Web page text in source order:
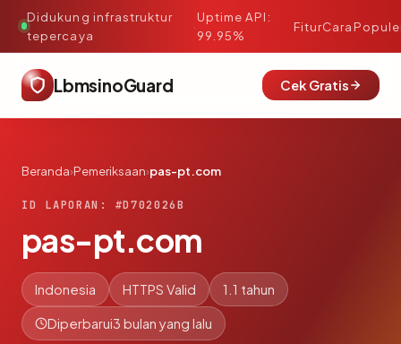
Didukung infrastruktur
tepercaya
·
Uptime API:
99.95%
FiturCara
LbmsinoGuard Cek Gratis
Beranda›Pemeriksaan›pas-pt.com
ID LAPORAN: #D702026B
pas-pt.com
Indonesia HTTPS Valid 1.1 tahun
Diperbarui3 bulan yang lalu